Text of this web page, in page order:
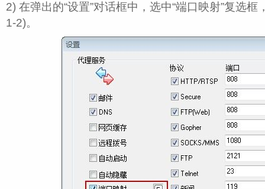
2) 在弹出的“设置”对话框中，选中“端口映射”复选框
1‑2)。